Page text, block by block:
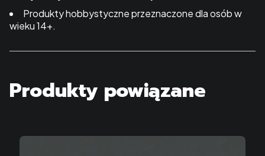
Produkty hobbystyczne przeznaczone dla osób w
wieku 14+.
Produkty powiązane